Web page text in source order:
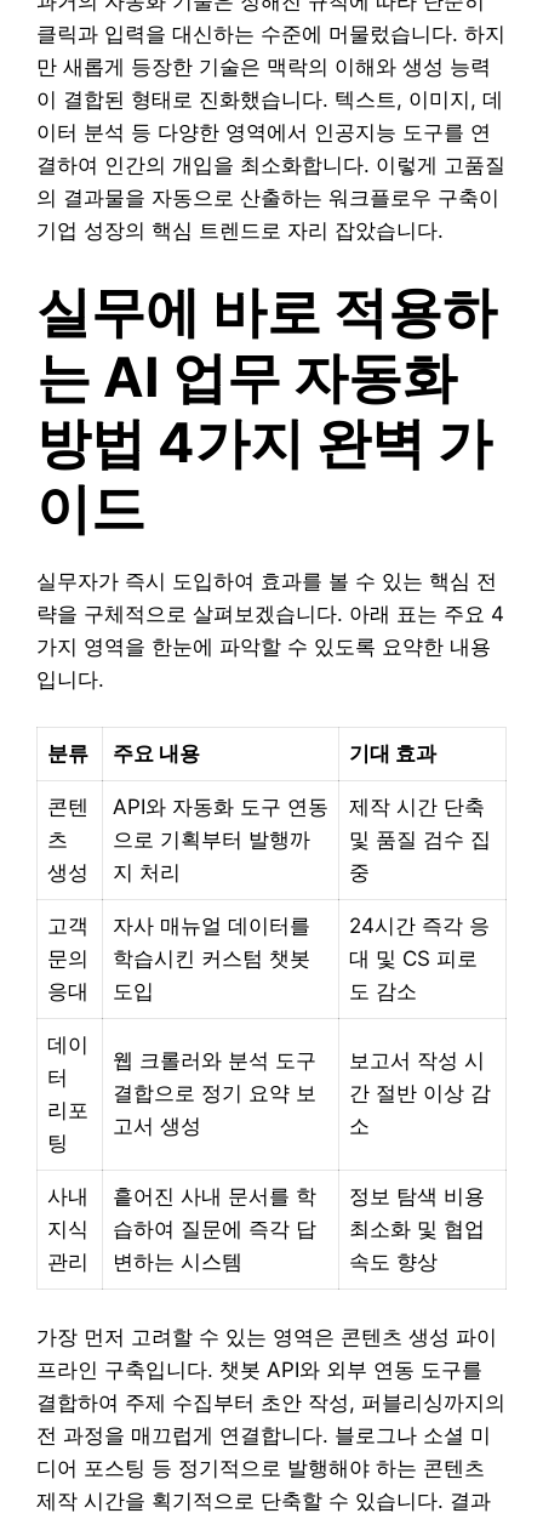
클릭과 입력을 대신하는 수준에 머물렀습니다. 하지
만 새롭게 등장한 기술은 맥락의 이해와 생성 능력
이 결합된 형태로 진화했습니다. 텍스트, 이미지, 데
이터 분석 등 다양한 영역에서 인공지능 도구를 연
결하여 인간의 개입을 최소화합니다. 이렇게 고품질
의 결과물을 자동으로 산출하는 워크플로우 구축이
기업 성장의 핵심 트렌드로 자리 잡았습니다.
실무에 바로 적용하
는 AI 업무 자동화
방법 4가지 완벽 가
이드
실무자가 즉시 도입하여 효과를 볼 수 있는 핵심 전
략을 구체적으로 살펴보겠습니다. 아래 표는 주요 4
가지 영역을 한눈에 파악할 수 있도록 요약한 내용
입니다.
분류 주요 내용 기대 효과
콘텐
츠
생성
API와 자동화 도구 연동
으로 기획부터 발행까
지 처리
제작 시간 단축
및 품질 검수 집
중
고객
문의
응대
자사 매뉴얼 데이터를
학습시킨 커스텀 챗봇
도입
24시간 즉각 응
대 및 CS 피로
도 감소
데이
터
리포
팅
웹 크롤러와 분석 도구
결합으로 정기 요약 보
고서 생성
보고서 작성 시
간 절반 이상 감
소
사내
지식
관리
흩어진 사내 문서를 학
습하여 질문에 즉각 답
변하는 시스템
정보 탐색 비용
최소화 및 협업
속도 향상
가장 먼저 고려할 수 있는 영역은 콘텐츠 생성 파이
프라인 구축입니다. 챗봇 API와 외부 연동 도구를
결합하여 주제 수집부터 초안 작성, 퍼블리싱까지의
전 과정을 매끄럽게 연결합니다. 블로그나 소셜 미
디어 포스팅 등 정기적으로 발행해야 하는 콘텐츠
제작 시간을 획기적으로 단축할 수 있습니다. 결과